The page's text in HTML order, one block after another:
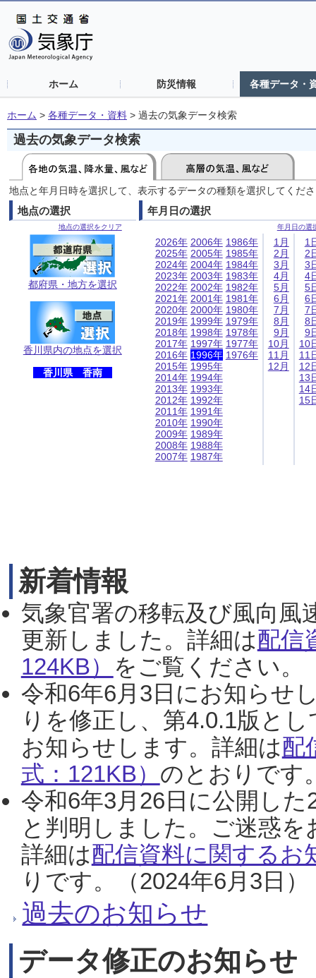
ホーム 防災情報 各種データ・
ホーム > 各種データ・資料 > 過去の気象データ検索
過去の気象データ検索
地点と年月日時を選択して、表示するデータの種類を選択してくだ
地点の選択
地点の選択をクリア
都府県・地方を選択
香川県内の地点を選択
香川県 香南
年月日の選択
年月日の選
2026年
2025年
2024年
2023年
2022年
2021年
2020年
2019年
2018年
2017年
2016年
2015年
2014年
2013年
2012年
2011年
2010年
2009年
2008年
2007年
2006年
2005年
2004年
2003年
2002年
2001年
2000年
1999年
1998年
1997年
1996年
1995年
1994年
1993年
1992年
1991年
1990年
1989年
1988年
1987年
1986年
1985年
1984年
1983年
1982年
1981年
1980年
1979年
1978年
1977年
1976年
1月
2月
3月
4月
5月
6月
7月
8月
9月
10月
11月
12月
1
2
3
4
5
6
7
8
9
10
11
12
13
14
15
新着情報
気象官署の移転及び風向風
更新しました。詳細は配信
124KB） をご覧ください。
令和6年6月3日にお知らせ
りを修正し、第4.0.1版と
お知らせします。詳細は配
式：121KB） のとおりです
令和6年3月26日に公開し
と判明しました。ご迷惑
詳細は配信資料に関するお
りです。（2024年6月3日）
過去のお知らせ
データ修正のお知らせ